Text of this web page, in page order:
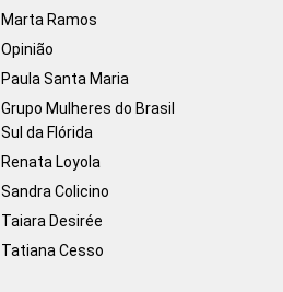
Marta Ramos
Opinião
Paula Santa Maria
Grupo Mulheres do Brasil
Sul da Flórida
Renata Loyola
Sandra Colicino
Taiara Desirée
Tatiana Cesso